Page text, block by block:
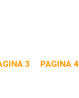
3 PAGINA 4